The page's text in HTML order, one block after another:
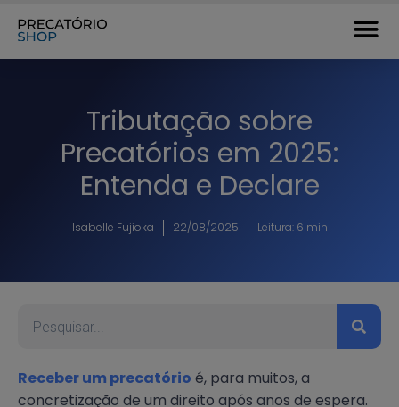
Tributação sobre
Precatórios em 2025:
Entenda e Declare
Isabelle Fujioka 22/08/2025 Leitura: 6 min
Receber um precatório é, para muitos, a
concretização de um direito após anos de espera.